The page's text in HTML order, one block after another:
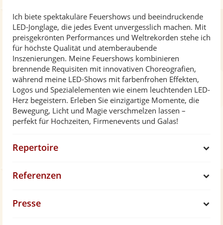
Ich biete spektakuläre Feuershows und beeindruckende
LED-Jonglage, die jedes Event unvergesslich machen. Mit
preisgekrönten Performances und Weltrekorden stehe ich
für höchste Qualität und atemberaubende
Inszenierungen. Meine Feuershows kombinieren
brennende Requisiten mit innovativen Choreografien,
während meine LED-Shows mit farbenfrohen Effekten,
Logos und Spezialelementen wie einem leuchtenden LED-
Herz begeistern. Erleben Sie einzigartige Momente, die
Bewegung, Licht und Magie verschmelzen lassen –
perfekt für Hochzeiten, Firmenevents und Galas!
Repertoire
Referenzen
Presse